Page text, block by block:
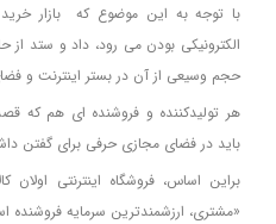
با توجه به این موضوع که بازار
الکترونیکی بودن می رود، داد و ستد
حجم وسیعی از آن در بستر اینترنت و
هر تولیدکننده و فروشنده ای هم که
باید در فضای مجازی حرفی برای گفتن
«مشتری، ارزشمندترین سرمایه فروشنده